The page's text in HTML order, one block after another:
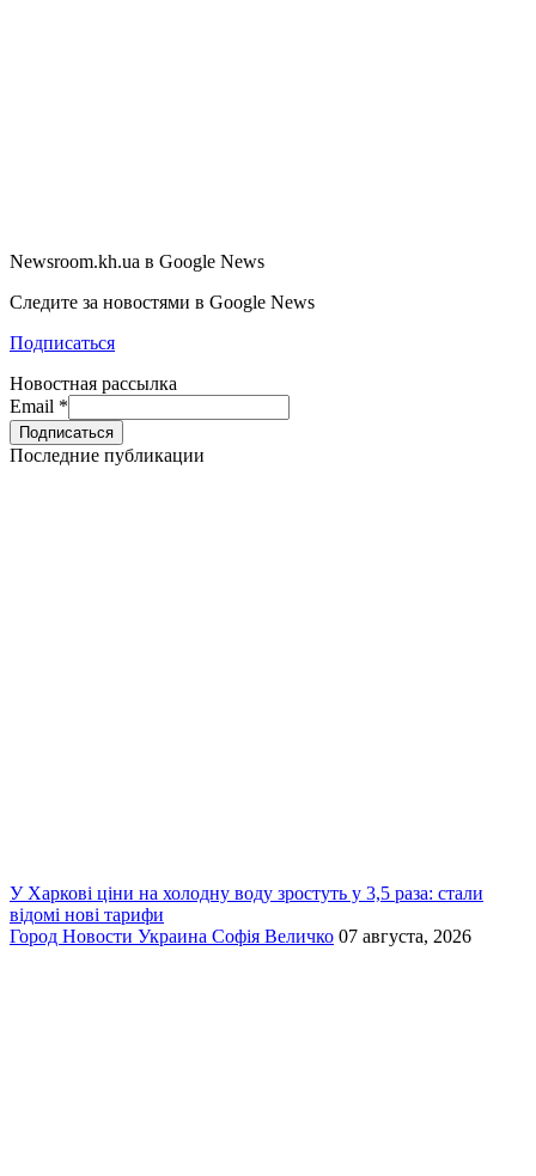
Newsroom.kh.ua в Google News
Следите за новостями в Google News
Подписаться
Новостная рассылка
Email *
Последние публикации
У Харкові ціни на холодну воду зростуть у 3,5 раза: стали
відомі нові тарифи
Город Новости Украина Софія Величко 07 августа, 2026